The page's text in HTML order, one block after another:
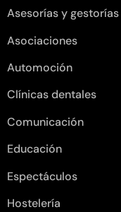
Asesorías y gestorías
Asociaciones
Automoción
Clínicas dentales
Comunicación
Educación
Espectáculos
Hostelería